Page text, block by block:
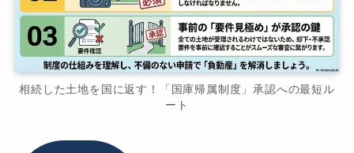
相続した土地を国に返す！「国庫帰属制度」承認への最短ル
ート